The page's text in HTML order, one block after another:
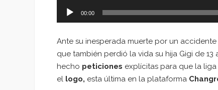
00:00
Ante su inesperada muerte por un
que también perdió la vida su hija Gigi de
hecho peticiones explícitas para que la
el logo, esta última en la plataforma